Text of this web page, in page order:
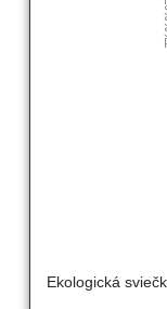
Ekologická